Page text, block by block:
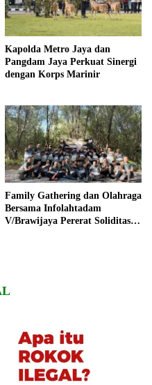
Kapolda Metro Jaya dan
Pangdam Jaya Perkuat Sinergi
dengan Korps Marinir
Family Gathering dan Olahraga
Bersama Infolahtadam
V/Brawijaya Pererat Soliditas